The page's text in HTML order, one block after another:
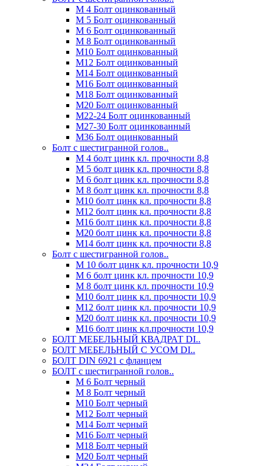
М 4 Болт оцинкованный
М 5 Болт оцинкованный
М 6 Болт оцинкованный
М 8 Болт оцинкованный
М10 Болт оцинкованный
М12 Болт оцинкованный
М14 Болт оцинкованный
М16 Болт оцинкованный
М18 Болт оцинкованный
М20 Болт оцинкованный
М22-24 Болт оцинкованный
М27-30 Болт оцинкованный
М36 Болт оцинкованный
Болт с шестигранной голов..
М 4 болт цинк кл. прочности 8,8
М 5 болт цинк кл. прочности 8,8
М 6 болт цинк кл. прочности 8,8
М 8 болт цинк кл. прочности 8,8
М10 болт цинк кл. прочности 8,8
М12 болт цинк кл. прочности 8,8
М16 болт цинк кл. прочности 8,8
М20 болт цинк кл. прочности 8,8
М14 болт цинк кл. прочности 8,8
Болт с шестигранной голов..
М 10 болт цинк кл. прочности 10,9
М 6 болт цинк кл. прочности 10,9
М 8 болт цинк кл. прочности 10,9
М10 болт цинк кл. прочности 10,9
М12 болт цинк кл. прочности 10,9
М20 болт цинк кл. прочности 10,9
М16 болт цинк кл.прочности 10,9
БОЛТ МЕБЕЛЬНЫЙ КВАДРАТ DI..
БОЛТ МЕБЕЛЬНЫЙ С УСОМ DI..
БОЛТ DIN 6921 c фланцем
БОЛТ с шестигранной голов..
М 6 Болт черный
М 8 Болт черный
М10 Болт черный
М12 Болт черный
М14 Болт черный
М16 Болт черный
М18 Болт черный
М20 Болт черный